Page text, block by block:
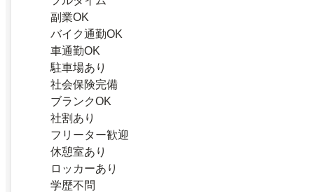
副業OK
バイク通勤OK
車通勤OK
駐車場あり
社会保険完備
ブランクOK
社割あり
フリーター歓迎
休憩室あり
ロッカーあり
学歴不問